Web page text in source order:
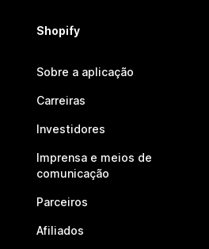
Shopify
Sobre a aplicação
Carreiras
Investidores
Imprensa e meios de
comunicação
Parceiros
Afiliados